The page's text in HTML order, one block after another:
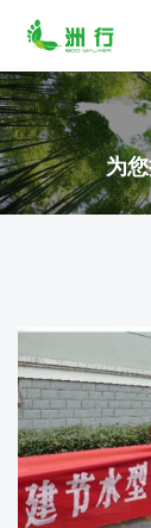
为